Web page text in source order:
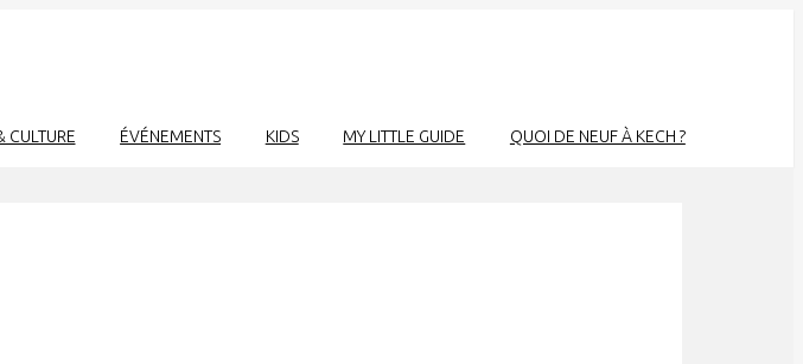
CULTURE ÉVÉNEMENTS KIDS MY LITTLE GUIDE QUOI DE NEUF À KECH ?